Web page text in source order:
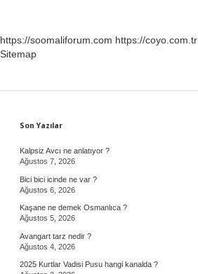
https://soomaliforum.com https://coyo.com.tr
Sitemap
Sidebar
Son Yazılar
Kalpsiz Avcı ne anlatıyor ?
Ağustos 7, 2026
Bici bici icinde ne var ?
Ağustos 6, 2026
Kaşane ne demek Osmanlıca ?
Ağustos 5, 2026
Avangart tarz nedir ?
Ağustos 4, 2026
2025 Kurtlar Vadisi Pusu hangi kanalda ?